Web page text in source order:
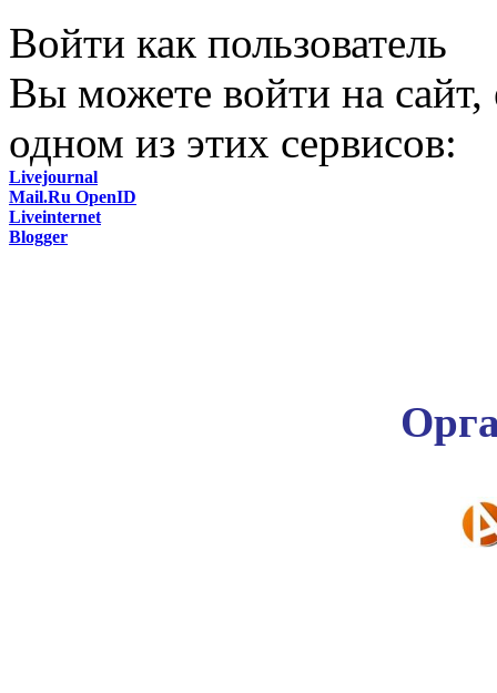
Войти как пользователь
Вы можете войти на сайт,
одном из этих сервисов:
Livejournal
Mail.Ru OpenID
Liveinternet
Blogger